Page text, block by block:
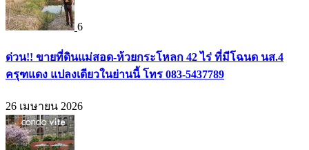
6
ด่วน!! ขายที่ดินแม่สอด-ห้วยกระโหลก 42 ไร่ ที่มีโฉนด นส.4
ครุฑแดง แปลงเดียวในย่านนี้ โทร 083-5437789
26 เมษายน 2026